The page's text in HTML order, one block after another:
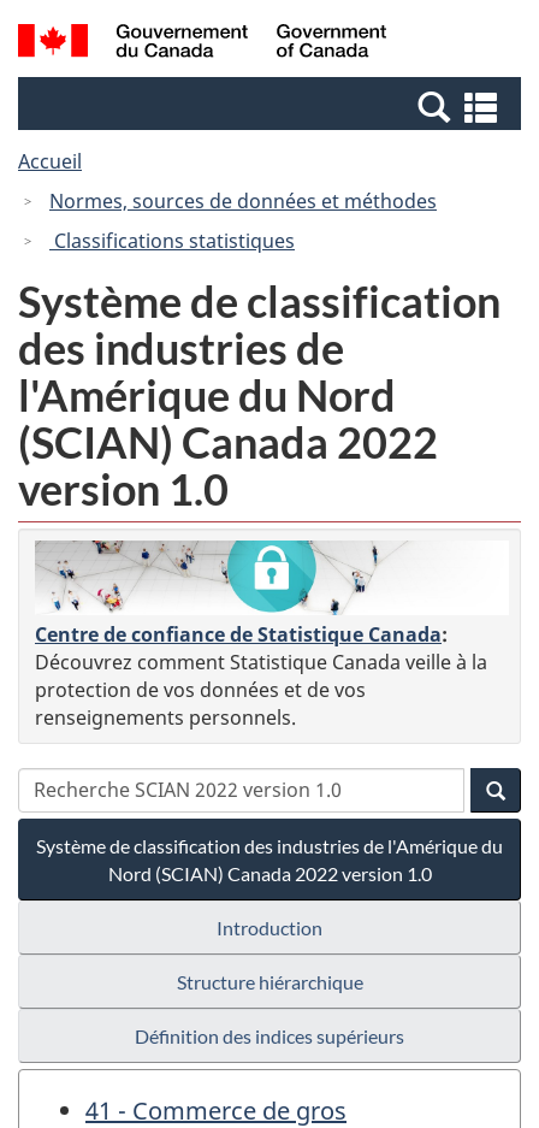
Passer
au
Passer
à
Canada
Recherche
et
et
Accueil
Normes, sources de données et méthodes
Classifications statistiques
Système de classification
des industries de
l'Amérique du Nord
(SCIAN) Canada 2022
version 1.0
Centre de confiance de Statistique Canada:
Découvrez comment Statistique Canada veille à la
protection de vos données et de vos
renseignements personnels.
Système de classification des industries de l'Amérique du
Nord (SCIAN) Canada 2022 version 1.0
Introduction
Structure hiérarchique
Définition des indices supérieurs
41 - Commerce de gros